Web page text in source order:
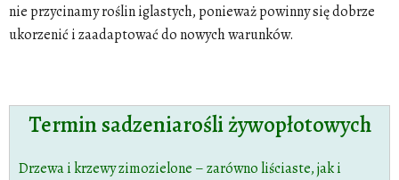
nie przycinamy roślin iglastych, ponieważ powinny się dobrze
ukorzenić i zaadaptować do nowych warunków.
Termin sadzeniarośli żywopłotowych
Drzewa i krzewy zimozielone – zarówno liściaste, jak i